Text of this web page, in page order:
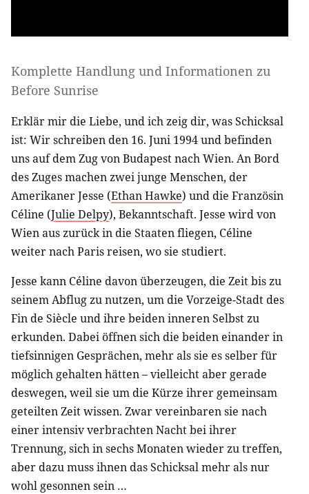
Komplette Handlung und Informationen zu
Before Sunrise
Erklär mir die Liebe, und ich zeig dir, was Schicksal
ist: Wir schreiben den 16. Juni 1994 und befinden
uns auf dem Zug von Budapest nach Wien. An Bord
des Zuges machen zwei junge Menschen, der
Amerikaner Jesse (Ethan Hawke) und die Französin
Céline (Julie Delpy), Bekanntschaft. Jesse wird von
Wien aus zurück in die Staaten fliegen, Céline
weiter nach Paris reisen, wo sie studiert.
Jesse kann Céline davon überzeugen, die Zeit bis zu
seinem Abflug zu nutzen, um die Vorzeige-Stadt des
Fin de Siècle und ihre beiden inneren Selbst zu
erkunden. Dabei öffnen sich die beiden einander in
tiefsinnigen Gesprächen, mehr als sie es selber für
möglich gehalten hätten – vielleicht aber gerade
deswegen, weil sie um die Kürze ihrer gemeinsam
geteilten Zeit wissen. Zwar vereinbaren sie nach
einer intensiv verbrachten Nacht bei ihrer
Trennung, sich in sechs Monaten wieder zu treffen,
aber dazu muss ihnen das Schicksal mehr als nur
wohl gesonnen sein …